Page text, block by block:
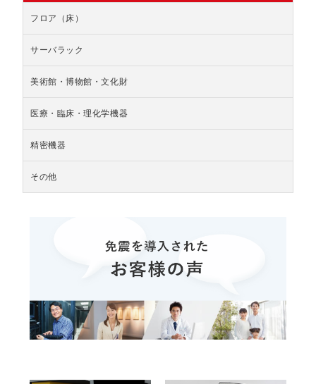
フロア（床）
サーバラック
美術館・博物館・文化財
医療・臨床・理化学機器
精密機器
その他